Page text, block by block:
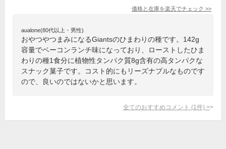
価格と在庫を楽天でチェック >>
aualone(80代以上・男性)
おやつやつまみになるGiantsのひまわりの種です。142g
容量でベーコンランチ味になっており、ローストしたひま
わりの種1食分に植物性タンパク質8g含有の高タンパクな
スナック菓子です。コスト的にもリーズナブルなものです
ので、良いのではないかと思います。
全てのおすすめコメント (1 件) >